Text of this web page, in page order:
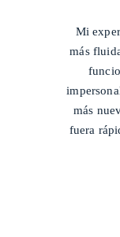
Mi
más
más
fuera